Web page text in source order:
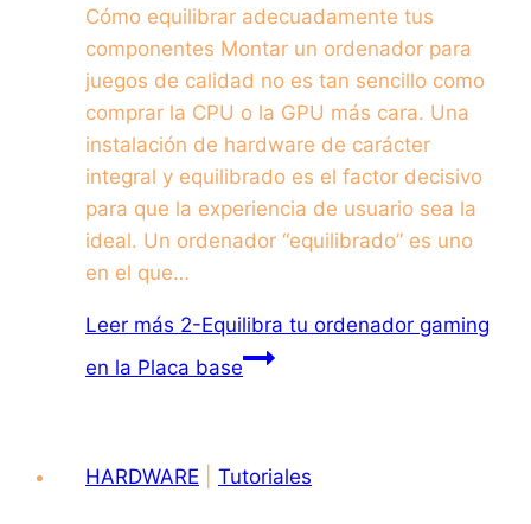
Cómo equilibrar adecuadamente tus
componentes Montar un ordenador para
juegos de calidad no es tan sencillo como
comprar la CPU o la GPU más cara. Una
instalación de hardware de carácter
integral y equilibrado es el factor decisivo
para que la experiencia de usuario sea la
ideal. Un ordenador “equilibrado” es uno
en el que…
Leer más 2-Equilibra tu ordenador gaming
en la Placa base
HARDWARE Tutoriales